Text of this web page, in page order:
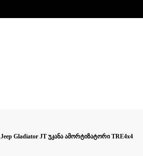
Jeep Gladiator JT უკანა ამორტიზატორი TRE4x4